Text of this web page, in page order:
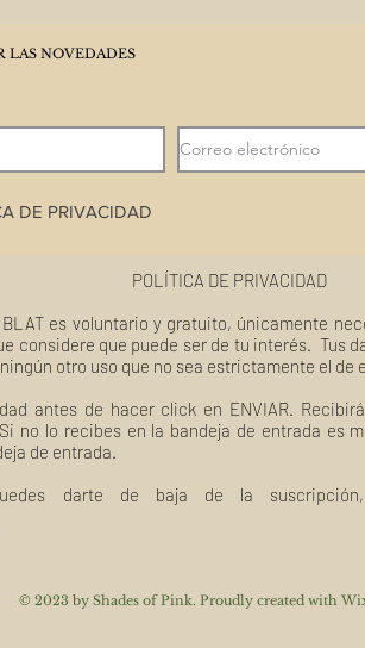
LAS NOVEDADES
DE PRIVACIDAD
POLÍTICA DE PRIVACIDAD
BLAT es voluntario y gratuito, únicamente
considere que puede ser de tu interés. Tus
otro uso que no sea estrictamente el de
antes de hacer click en ENVIAR.
no lo recibes en la bandeja de entrada es
de entrada.
darte de baja de la
© 2023 by Shades of Pink. Proudly created with